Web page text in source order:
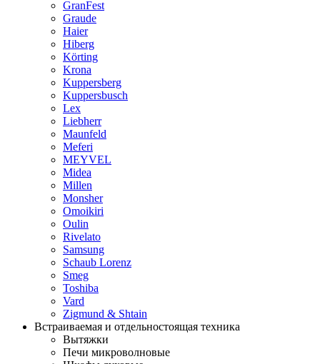
GranFest
Graude
Haier
Hiberg
Körting
Krona
Kuppersberg
Kuppersbusch
Lex
Liebherr
Maunfeld
Meferi
MEYVEL
Midea
Millen
Monsher
Omoikiri
Oulin
Rivelato
Samsung
Schaub Lorenz
Smeg
Toshiba
Vard
Zigmund & Shtain
Встраиваемая и отдельностоящая техника
Вытяжки
Печи микроволновые